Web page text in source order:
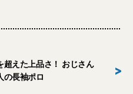
超えた上品さ！ おじさん
の長袖ポロ
>